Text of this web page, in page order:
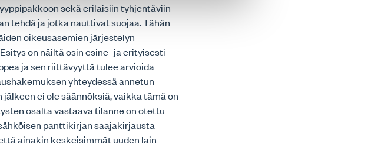
sekä erilaisiin tyhjentäviin
tehdä ja jotka nauttivat suojaa. Tähän
oikeusasemien järjestelyn
on näiltä osin esine- ja erityisesti
ja sen riittävyyttä tulee arvioida
yhteydessä annetun
ei ole säännöksiä, vaikka tämä on
osalta vastaava tilanne on otettu
panttikirjan saajakirjausta
ainakin keskeisimmät uuden lain